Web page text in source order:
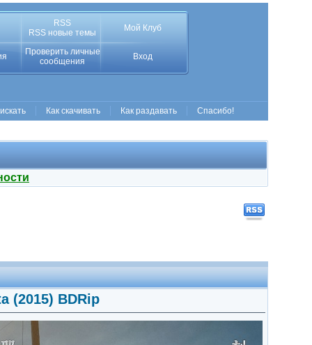
RSS
RSS новые темы
Мой Клуб
Проверить личные
сообщения
Вход
Как скачивать Как раздавать Спасибо!
(2015) BDRip